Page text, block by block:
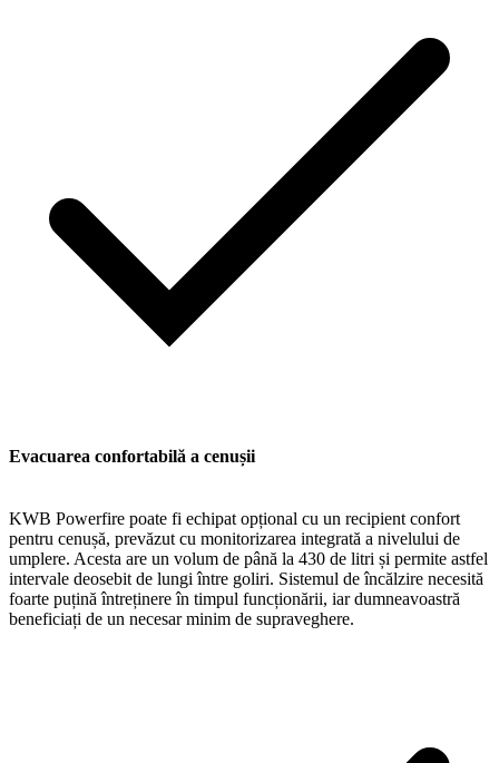
Evacuarea confortabilă a cenușii
KWB Powerfire poate fi echipat opțional cu un recipient confort
pentru cenușă, prevăzut cu monitorizarea integrată a nivelului de
umplere. Acesta are un volum de până la 430 de litri și permite astfel
intervale deosebit de lungi între goliri. Sistemul de încălzire necesită
foarte puțină întreținere în timpul funcționării, iar dumneavoastră
beneficiați de un necesar minim de supraveghere.